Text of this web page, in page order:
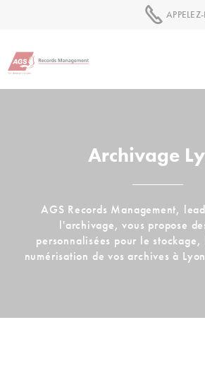
Archivage
AGS Records Management,
l'archivage, vous propose
personnalisées pour le stockage,
numérisation de vos archives à